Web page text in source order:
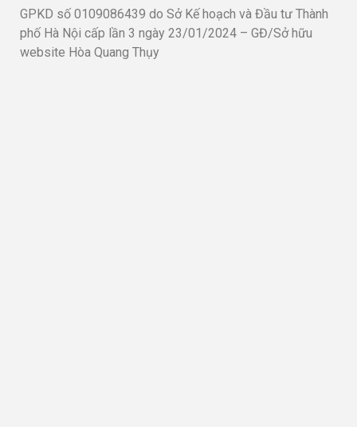
GPKD số 0109086439 do Sở Kế hoạch và Đầu tư Thành
phố Hà Nội cấp lần 3 ngày 23/01/2024 – GĐ/Sở hữu
website Hòa Quang Thụy